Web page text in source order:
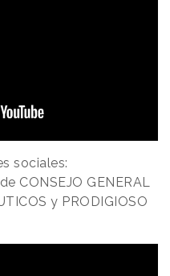
sociales:
CONSEJO GENERAL
y PRODIGIOSO